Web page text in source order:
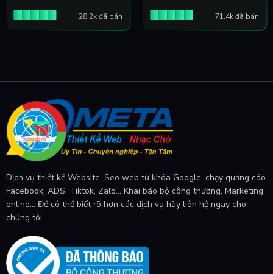
28.2k đã bán 71.4k đã bán
Dịch vụ thiết kế Website, Seo web từ khóa Google, chạy quảng cáo
Facebook, ADS, Tiktok, Zalo... Khai báo bộ công thương, Marketing
online... Để có thể biết rõ hơn các dịch vụ hãy liên hệ ngay cho
chúng tôi.